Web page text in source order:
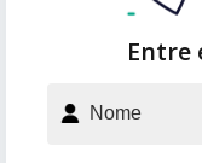
Entre